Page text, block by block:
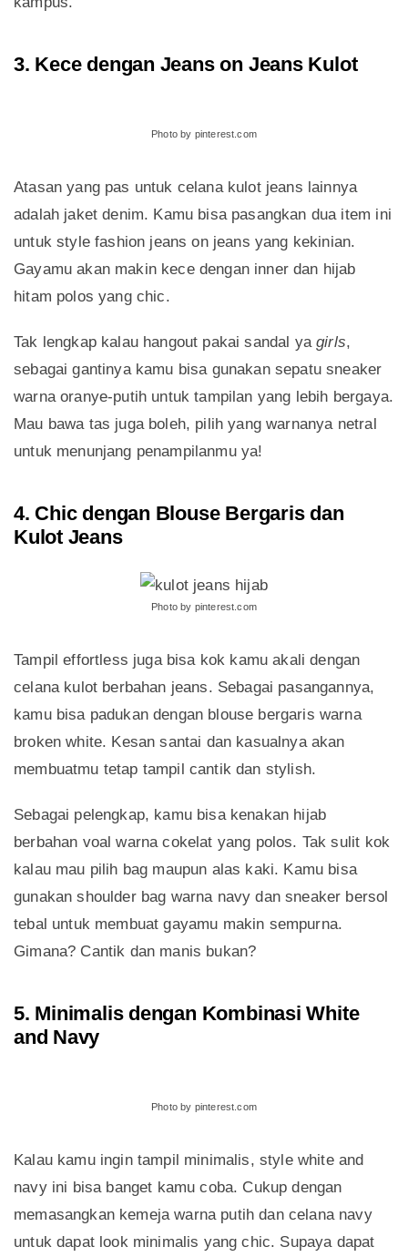
3. Kece dengan Jeans on Jeans Kulot
Photo by pinterest.com
Atasan yang pas untuk celana kulot jeans lainnya
adalah jaket denim. Kamu bisa pasangkan dua item ini
untuk style fashion jeans on jeans yang kekinian.
Gayamu akan makin kece dengan inner dan hijab
hitam polos yang chic.
Tak lengkap kalau hangout pakai sandal yagirls,
sebagai gantinya kamu bisa gunakan sepatu sneaker
warna oranye-putih untuk tampilan yang lebih bergaya.
Mau bawa tas juga boleh, pilih yang warnanya netral
untuk menunjang penampilanmu ya!
4. Chic dengan Blouse Bergaris dan
Kulot Jeans
Photo by pinterest.com
Tampil effortless juga bisa kok kamu akali dengan
celana kulot berbahan jeans. Sebagai pasangannya,
kamu bisa padukan dengan blouse bergaris warna
broken white. Kesan santai dan kasualnya akan
membuatmu tetap tampil cantik dan stylish.
Sebagai pelengkap, kamu bisa kenakan hijab
berbahan voal warna cokelat yang polos. Tak sulit kok
kalau mau pilih bag maupun alas kaki. Kamu bisa
gunakan shoulder bag warna navy dan sneaker bersol
tebal untuk membuat gayamu makin sempurna.
Gimana? Cantik dan manis bukan?
5. Minimalis dengan Kombinasi White
and Navy
Photo by pinterest.com
Kalau kamu ingin tampil minimalis, style white and
navy ini bisa banget kamu coba. Cukup dengan
memasangkan kemeja warna putih dan celana navy
untuk dapat look minimalis yang chic. Supaya dapat